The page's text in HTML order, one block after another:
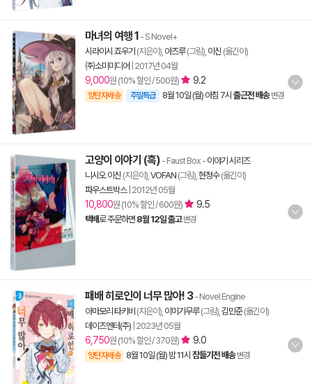
마녀의 여행 1 - S Novel+
시라이시 죠우기 (지은이), 아즈루(그림), 이신 (옮긴이)
㈜소미미디어 2017년 04월
9,000원 (10% 할인 / 500원) 9.2
양탄자배송 주말특급 8월 10일 (월) 아침 7시 출근전 배송 변경
고양이 이야기 (흑) - Faust Box - 이야기 시리즈
니시오 이신 (지은이), VOFAN (그림), 현정수(옮긴이)
파우스트박스| 2012년 05월
10,800원 (10% 할인 / 600원) 9.5
택배로 주문하면 8월 12일 출고 변경
패배 히로인이 너무 많아! 3- Novel Engine
아마모리 타키비 (지은이), 이미기무루(그림), 김민준(옮긴이)
데이즈엔터(주) 2023년 05월
6,750원 (10% 할인 / 370원) 9.0
양탄자배송 8월 10일 (월) 밤 11시 잠들기전 배송 변경